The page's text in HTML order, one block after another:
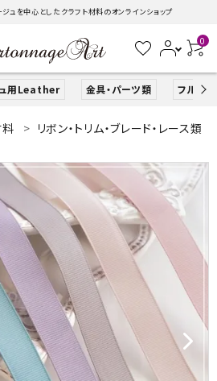
を中心としたクラフト材料のオンラインショップ
0
ュ用Leather 金具・パーツ類 フルキッ
search
新規会員登録
料 リボン・トリム・ブレード・レース類